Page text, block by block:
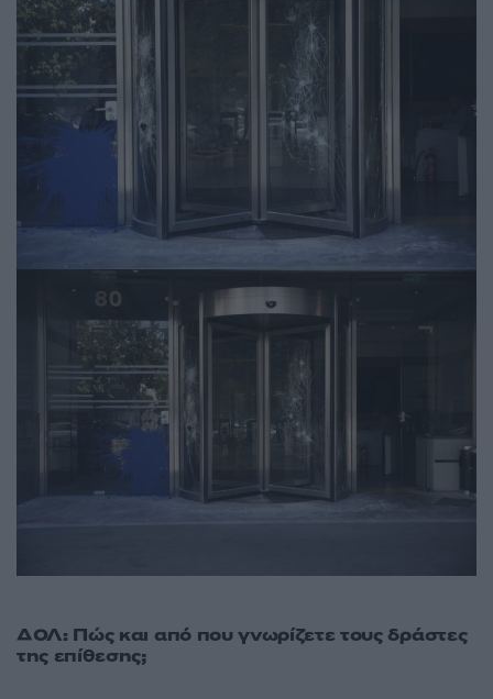
ΔΟΛ: Πώς και από που γνωρίζετε τους δράστες
της επίθεσης;